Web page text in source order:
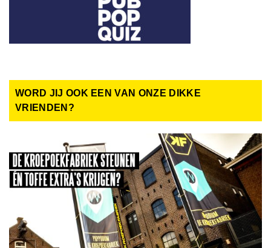
WORD JIJ OOK EEN VAN ONZE DIKKE
VRIENDEN?